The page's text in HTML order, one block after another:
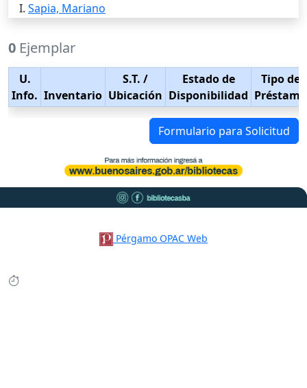
I. Sapia, Mariano
0 Ejemplar
U.
Info. Inventario
S.T. /
Ubicación
Estado de
Disponibilidad
Tipo de
Préstamo
Formulario para Solicitud
Pérgamo OPAC Web